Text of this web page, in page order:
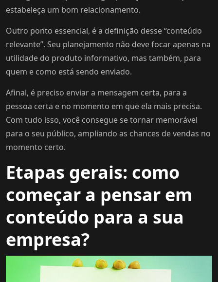
estabeleça um bom relacionamento.
Outro ponto essencial, é a definição desse “conteúdo
relevante”. Seu planejamento não deve focar apenas na
utilidade do produto informativo, mas também, para
quem e como está sendo enviado.
Afinal, é preciso enviar a mensagem certa, para a
pessoa certa e no momento em que ela mais precisa.
Com tudo isso, você consegue se tornar memorável
para o seu público, ampliando as chances de vendas no
momento certo.
Etapas gerais: como
começar a pensar em
conteúdo para a sua
empresa?